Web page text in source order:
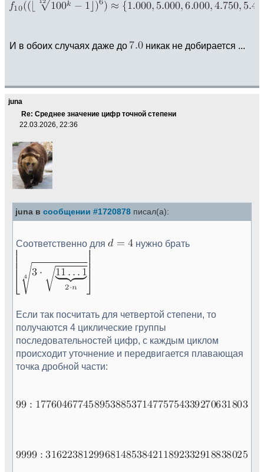
И в обоих случаях даже до никак не добирается ...
juna
Re: Среднее значение цифр точной степени
22.03.2026, 22:36
juna в сообщении #1720878 писал(а):
Соответственно для нужно брать
Если так посчитать для четвертой степени, то
получаются 4 циклические группы
последовательностей цифр, с каждым циклом
происходит уточнение и передвигается плавающая
точка дробной части: